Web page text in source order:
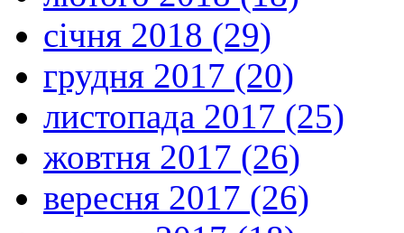
січня 2018 (29)
грудня 2017 (20)
листопада 2017 (25)
жовтня 2017 (26)
вересня 2017 (26)